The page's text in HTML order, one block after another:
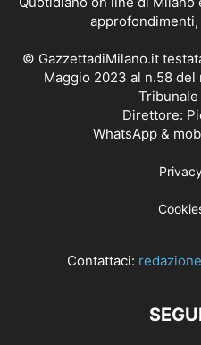
© GazzettadiMilano.it
Maggio 2023 al n.58
Direttore:
WhatsApp &
Contattaci: